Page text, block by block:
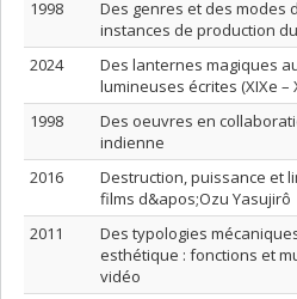
1998
Des genres et des modes
instances de production
2024
Des lanternes magiques
lumineuses écrites (XIXe –
1998
Des oeuvres en
indienne
2016
Destruction, puissance et
films d&apos;Ozu Yasujirô
2011
Des typologies
esthétique : fonctions et
vidéo